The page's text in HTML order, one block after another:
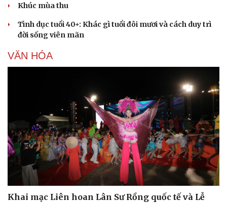
Khúc mùa thu
Tình dục tuổi 40+: Khác gì tuổi đôi mươi và cách duy trì
đời sống viên mãn
VĂN HÓA
Khai mạc Liên hoan Lân Sư Rồng quốc tế và Lễ